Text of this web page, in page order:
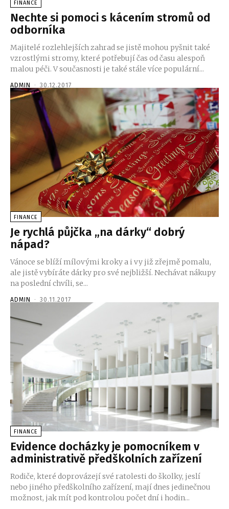
FINANCE
Nechte si pomoci s kácením stromů od
odborníka
Majitelé rozlehlejších zahrad se jistě mohou pyšnit také
vzrostlými stromy, které potřebují čas od času alespoň
malou péči. V současnosti je také stále více populární...
ADMIN - 30.12.2017
FINANCE
Je rychlá půjčka „na dárky“ dobrý
nápad?
Vánoce se blíží mílovými kroky a i vy již zřejmě pomalu,
ale jistě vybíráte dárky pro své nejbližší. Nechávat nákupy
na poslední chvíli, se...
ADMIN - 30.11.2017
FINANCE
Evidence docházky je pomocníkem v
administrativě předškolních zařízení
Rodiče, které doprovázejí své ratolesti do školky, jeslí
nebo jiného předškolního zařízení, mají dnes jedinečnou
možnost, jak mít pod kontrolou počet dní i hodin...